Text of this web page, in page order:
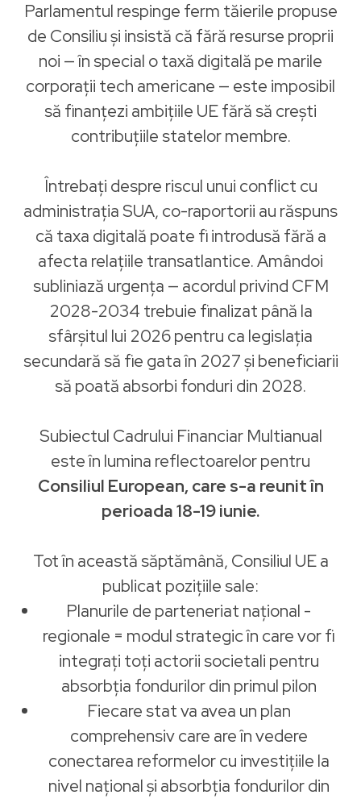
Parlamentul respinge ferm tăierile propuse
de Consiliu și insistă că fără resurse proprii
noi — în special o taxă digitală pe marile
corporații tech americane — este imposibil
să finanțezi ambițiile UE fără să crești
contribuțiile statelor membre.
Întrebați despre riscul unui conflict cu
administrația SUA, co-raportorii au răspuns
că taxa digitală poate fi introdusă fără a
afecta relațiile transatlantice. Amândoi
subliniază urgența — acordul privind CFM
2028-2034 trebuie finalizat până la
sfârșitul lui 2026 pentru ca legislația
secundară să fie gata în 2027 și beneficiarii
să poată absorbi fonduri din 2028.
Subiectul Cadrului Financiar Multianual
este în lumina reflectoarelor pentru
Consiliul European, care s-a reunit în
perioada 18-19 iunie.
Tot în această săptămână, Consiliul UE a
publicat pozițiile sale:
Planurile de parteneriat național -
regionale = modul strategic în care vor fi
integrați toți actorii societali pentru
absorbția fondurilor din primul pilon
Fiecare stat va avea un plan
comprehensiv care are în vedere
conectarea reformelor cu investițiile la
nivel național și absorbția fondurilor din